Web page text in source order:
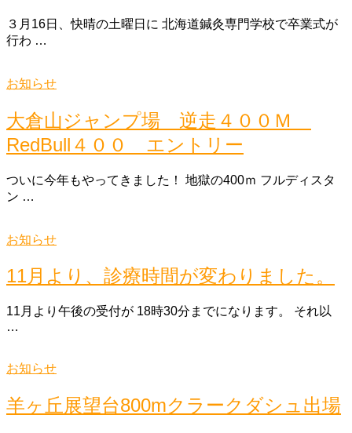
３月16日、快晴の土曜日に 北海道鍼灸専門学校で卒業式が
行わ …
お知らせ
大倉山ジャンプ場 逆走４００Ｍ
RedBull４００ エントリー
ついに今年もやってきました！ 地獄の400ｍ フルディスタ
ン …
お知らせ
11月より、診療時間が変わりました。
11月より午後の受付が 18時30分までになります。 それ以
…
お知らせ
羊ヶ丘展望台800mクラークダシュ出場